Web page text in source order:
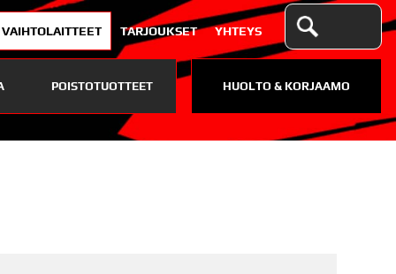
VAIHTOLAITTEET TARJOUKSET YHTEYS
POISTOTUOTTEET HUOLTO & KORJAAMO